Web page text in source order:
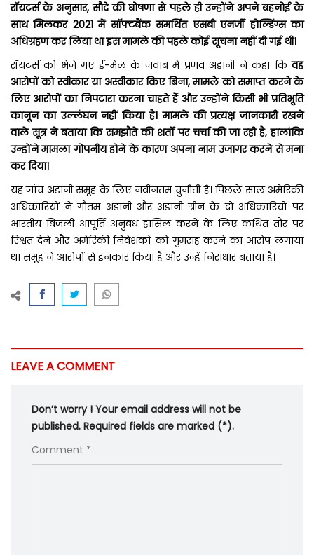
रॉयटर्स के अनुसार, सौदे की घोषणा से पहले ही उन्होंने अपने बहनोई के
साथ मिलकर 2021 में सॉफ्टबैंक समर्थित एसबी एनर्जी होल्डिंग्स का
अधिग्रहण कर लिया था इस मामले की पहले कोई सूचना नहीं दी गई थी।
रॉयटर्स को भेजे गए ई-मेल के जवाब में प्रणव अडानी ने कहा किवह
आरोपों को स्वीकार या अस्वीकार किए बिना, मामले को समाप्त करने के
लिए आरोपों का निपटारा करना चाहते हैं और उन्होंने किसी भी प्रतिभूति
कानून का उल्लंघन नहीं किया है। मामले की प्रत्यक्ष जानकारी रखने
वाले सूत्र ने बताया कि समझौते की शर्तों पर चर्चा की जा रही है, हालांकि
उन्होंने मामला गोपनीय होने के कारण अपना नाम उजागर करने से मना
कर दिया।
यह जांच अडानी समूह के लिए नवीनतम चुनौती है। पिछले साल अमेरिकी
अधिकारियों ने गौतम अडानी और अडानी ग्रीन के दो अधिकारियों पर
भारतीय बिजली आपूर्ति अनुबंध हासिल करने के लिए कथित तौर पर
रिश्वत देने और अमेरिकी निवेशकों को गुमराह करने का आरोप लगाया
था समूह ने आरोपों से इनकार किया है और उन्हें निराधार बताया है।
LEAVE A COMMENT
Don’t worry ! Your email address will not be
published. Required fields are marked (*).
Comment *